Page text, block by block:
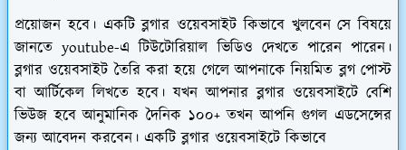
প্রয়োজন হবে। একটি ব্লগার ওয়েবসাইট কিভাবে খুলবেন সে বিষয়ে
জানতে youtube-এ টিউটোরিয়াল ভিডিও দেখতে পারেন পারেন।
ব্লগার ওয়েবসাইট তৈরি করা হয়ে গেলে আপনাকে নিয়মিত ব্লগ পোস্ট
বা আর্টিকেল লিখতে হবে। যখন আপনার ব্লগার ওয়েবসাইটে বেশি
ভিউজ হবে আনুমানিক দৈনিক ১০০+ তখন আপনি গুগল এডসেন্সের
জন্য আবেদন করবেন। একটি ব্লগার ওয়েবসাইটে কিভাবে